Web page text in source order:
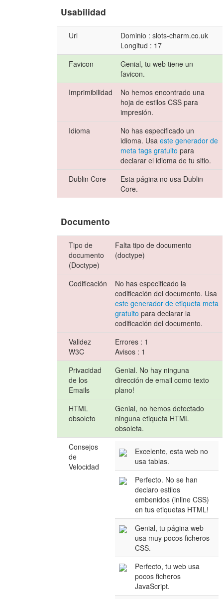
Usabilidad
Url
Dominio : slots-charm.co.uk
Longitud : 17
Favicon
Genial, tu web tiene un
favicon.
Imprimibilidad
No hemos encontrado una
hoja de estilos CSS para
impresión.
Idioma
No has especificado un
idioma. Usaeste generador de
meta tags gratuito para
declarar el idioma de tu sitio.
Dublin Core
Esta página no usa Dublin
Core.
Documento
Tipo de
documento
(Doctype)
Falta tipo de documento
(doctype)
Codificación
No has especificado la
codificación del documento. Usa
este generador de etiqueta meta
gratuito para declarar la
codificación del documento.
Validez
W3C
Errores : 1
Avisos : 1
Privacidad
de los
Emails
Genial. No hay ninguna
dirección de email como texto
plano!
HTML
obsoleto
Genial, no hemos detectado
ninguna etiqueta HTML
obsoleta.
Consejos
de
Velocidad
Excelente, esta web no
usa tablas.
Perfecto. No se han
declaro estilos
embenidos (inline CSS)
en tus etiquetas HTML!
Genial, tu página web
usa muy pocos ficheros
CSS.
Perfecto, tu web usa
pocos ficheros
JavaScript.